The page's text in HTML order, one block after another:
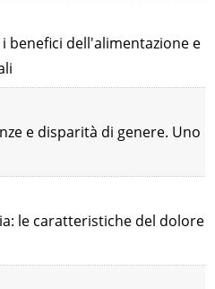
benefici dell'alimentazione e
e disparità di genere. Uno
le caratteristiche del dolore